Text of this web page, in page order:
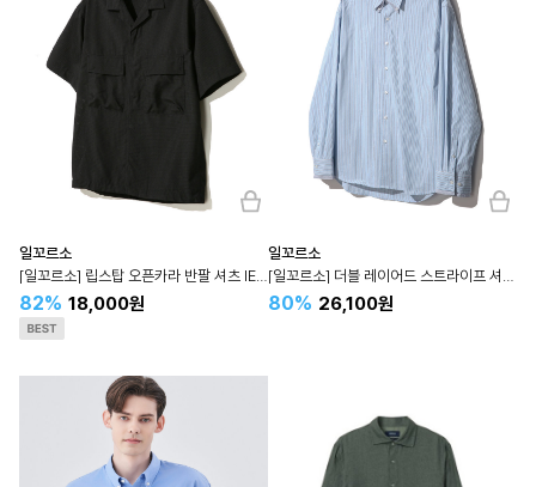
일꼬르소
[일꼬르소] 립스탑 오픈카라 반팔 셔츠 IESH4E402
82% 18,000원
일꼬르소
[일꼬르소] 더블 레이어드 스트라이프 셔츠 IESH4E107
80% 26,100원